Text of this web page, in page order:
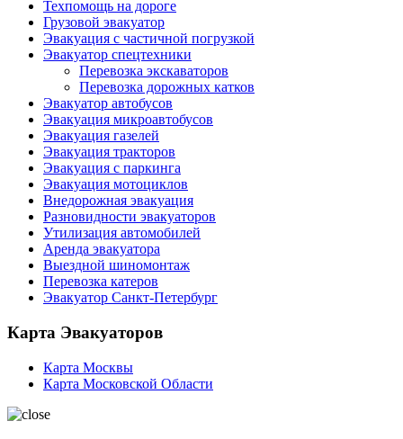
Техпомощь на дороге
Грузовой эвакуатор
Эвакуация с частичной погрузкой
Эвакуатор спецтехники
Перевозка экскаваторов
Перевозка дорожных катков
Эвакуатор автобусов
Эвакуация микроавтобусов
Эвакуация газелей
Эвакуация тракторов
Эвакуация с паркинга
Эвакуация мотоциклов
Внедорожная эвакуация
Разновидности эвакуаторов
Утилизация автомобилей
Аренда эвакуатора
Выездной шиномонтаж
Перевозка катеров
Эвакуатор Санкт-Петербург
Карта Эвакуаторов
Карта Москвы
Карта Московской Области